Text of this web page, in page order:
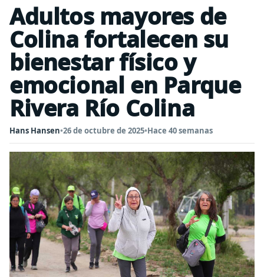
Adultos mayores de
Colina fortalecen su
bienestar físico y
emocional en Parque
Rivera Río Colina
Hans Hansen•26 de octubre de 2025•Hace 40 semanas